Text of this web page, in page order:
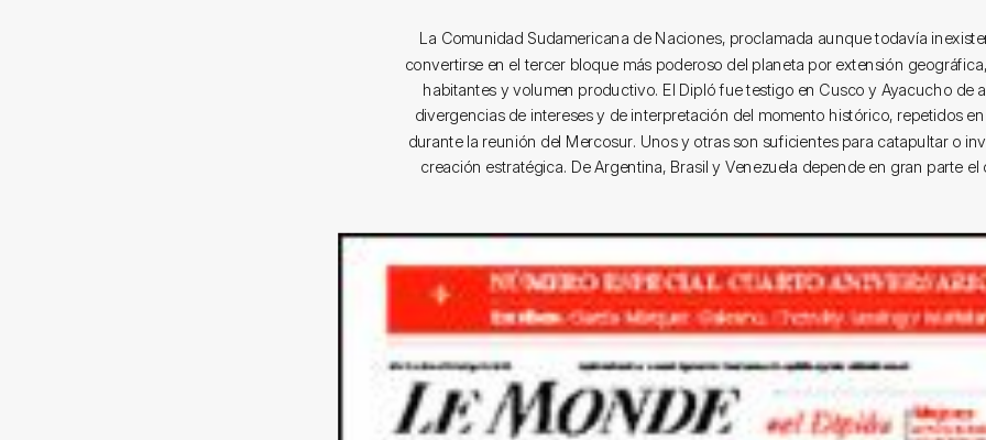
La Comunidad Sudamericana de Naciones, proclamada aunque todavía
convertirse en el tercer bloque más poderoso del planeta por extensión
habitantes y volumen productivo. El Dipló fue testigo en Cusco y Ayacucho de
divergencias de intereses y de interpretación del momento histórico, repetidos
durante la reunión del Mercosur. Unos y otras son suficientes para catapultar o
creación estratégica. De Argentina, Brasil y Venezuela depende en gran parte el